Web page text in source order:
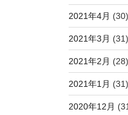
2021年4月 (30)
2021年3月 (31)
2021年2月 (28)
2021年1月 (31)
2020年12月